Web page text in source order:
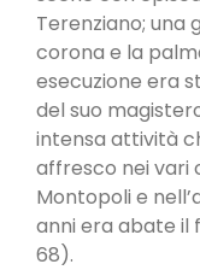
Terenziano; una
corona e la
esecuzione era
del suo
intensa attività
affresco nei vari
Montopoli e
anni era abate il
68).